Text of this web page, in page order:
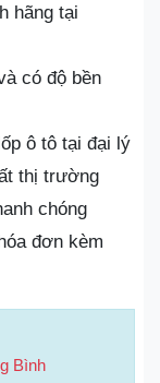
hãng tại
có độ bền
ô tô tại đại lý
thị trường
chóng
đơn kèm
Bình